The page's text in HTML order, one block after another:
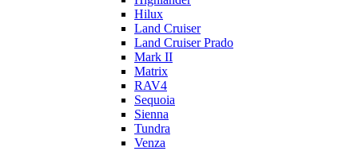
Hilux
Land Cruiser
Land Cruiser Prado
Mark II
Matrix
RAV4
Sequoia
Sienna
Tundra
Venza